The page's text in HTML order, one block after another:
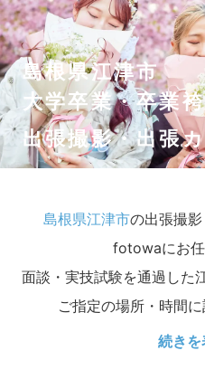
島根県江津市
大学卒業・卒業
出張撮影・出張
島根県江津市の出張撮
fotowaにお任
面談・実技試験を通過した
ご指定の場所・時間に
続きを